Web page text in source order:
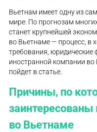
Вьетнам имеет одну из
мире. По прогнозам
станет крупнейшей
во Вьетнаме — процесс, в
требования, юридические
иностранной компании во
пойдет в статье.
Причины, по
во Вьетнаме